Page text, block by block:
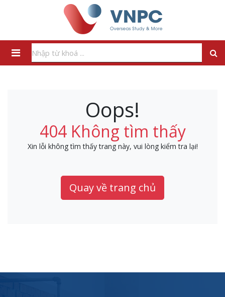
Oops!
404 Không tìm thấy
Xin lỗi không tìm thấy trang này, vui lòng kiểm tra lại!
Quay về trang chủ